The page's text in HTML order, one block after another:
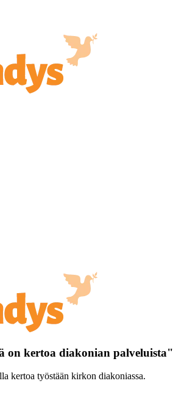
on kertoa diakonian palveluista"
kertoa työstään kirkon diakoniassa.